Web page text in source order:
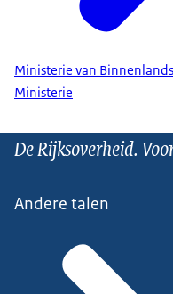
Ministerie van
Ministerie
De Rijksoverheid.
Andere talen